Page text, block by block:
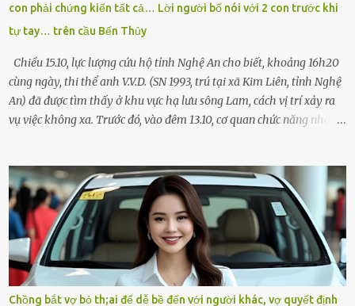
con phải chứng kiến tất cả… Lời người bố nói với 2 con trước khi
tự tay… trên cầu Bến Thủy
Chiều 15.10, lực lượng cứu hộ tỉnh Nghệ An cho biết, khoảng 16h20
cùng ngày, thi thể anh V.V.D. (SN 1993, trú tại xã Kim Liên, tỉnh Nghệ
An) đã được tìm thấy ở khu vực hạ lưu sông Lam, cách vị trí xảy ra
vụ việc không xa. Trước đó, vào đêm 13.10, cơ quan chức năng nhận
– rồi để lại xe máy trên cầu, ôm theo 2 con gái nhỏ nhảy xuống
sông. Người thân và hàng xóm ngóng chờ thông tin tìm kiếm 3 bố
con mất tích trên sông Lam sau vụ nhảy cầu. Ảnh: Hải Dương Tại
hiện trường, người dân phát hiện một chiếc xe máy mang biển kiểm
soát Nghệ An cùng hai chiếc cặp học sinh. Ngay trong đêm, lực
lượng chức năng phối hợp cùng các đội cứu hộ tình nguyện triển
khai tìm kiếm. Danh tính các nạn nhân được xác định là anh V.V.D.
Chồng bắt vợ bỏ th;ai để dễ bề đến với người khác, vợ quyết định